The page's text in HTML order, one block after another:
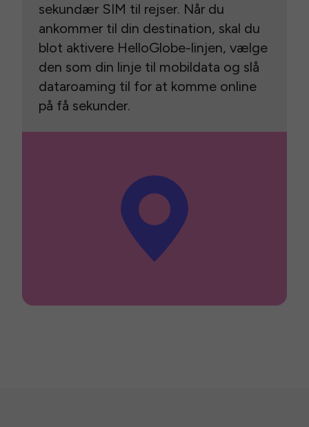
sekundær SIM til rejser. Når du
ankommer til din destination, skal du
blot aktivere HelloGlobe-linjen, vælge
den som din linje til mobildata og slå
dataroaming til for at komme online
på få sekunder.